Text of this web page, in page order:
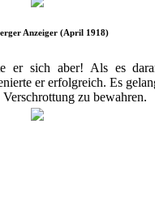
Anzeiger (April 1918)
er sich aber! Als es
er erfolgreich. Es
zu bewahren.